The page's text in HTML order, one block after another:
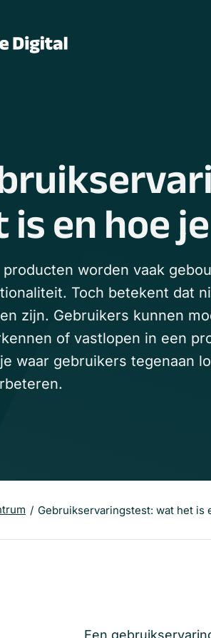
en hoe
producten worden vaak
Toch betekent dat
zijn. Gebruikers kunnen
of vastlopen in een
waar gebruikers tegenaan
Gebruikservaringstest: wat het is
Een